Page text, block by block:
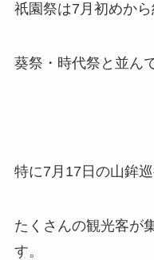
祇園祭は7月初めから
葵祭・時代祭と並ん
特に7月17日の山鉾
たくさんの観光客が
す。